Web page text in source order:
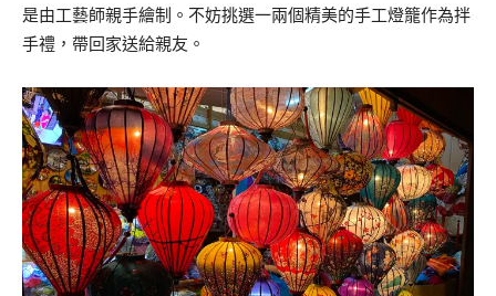
是由工藝師親手繪制。不妨挑選一兩個精美的手工燈籠作為拌
手禮，帶回家送給親友。